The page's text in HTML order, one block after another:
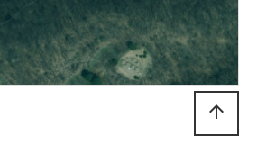
arrow_upward